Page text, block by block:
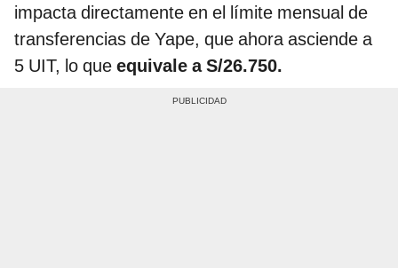
impacta directamente en el límite mensual de
transferencias de Yape, que ahora asciende a
5 UIT, lo que equivale a S/26.750.